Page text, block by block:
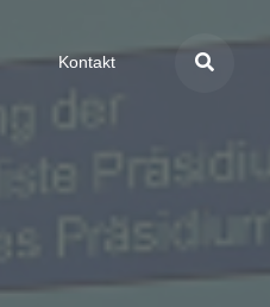
Kontakt